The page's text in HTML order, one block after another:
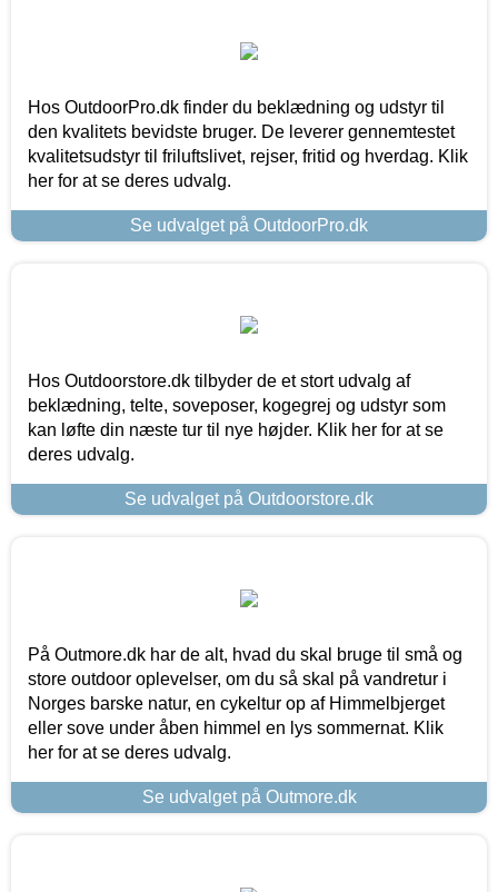
Hos OutdoorPro.dk finder du beklædning og udstyr til
den kvalitets bevidste bruger. De leverer gennemtestet
kvalitetsudstyr til friluftslivet, rejser, fritid og hverdag. Klik
her for at se deres udvalg.
Se udvalget på OutdoorPro.dk
Hos Outdoorstore.dk tilbyder de et stort udvalg af
beklædning, telte, soveposer, kogegrej og udstyr som
kan løfte din næste tur til nye højder. Klik her for at se
deres udvalg.
Se udvalget på Outdoorstore.dk
På Outmore.dk har de alt, hvad du skal bruge til små og
store outdoor oplevelser, om du så skal på vandretur i
Norges barske natur, en cykeltur op af Himmelbjerget
eller sove under åben himmel en lys sommernat. Klik
her for at se deres udvalg.
Se udvalget på Outmore.dk